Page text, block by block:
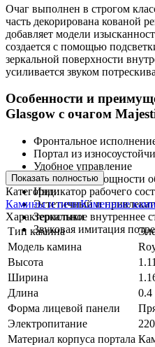
Очаг выполнен в строгом
часть декорирована кованой
добавляет модели
создается с помощью
зеркальной поверхности
усиливается звуком
Особенности и
Glasgow с очагом
Фронтальное
Портал из
Удобное управление
Регулировка мощности
Индикатор рабочего
Эстетичный и
Зеркальное внутреннее
Звуковая имитация
Показать полностью
Категории:
Камины и печиКаменные
Характеристики
Тип камина
Модель камина
Высота
Ширина
Длина
0.4
Форма лицевой панели
Электропитание
Материал корпуса портала